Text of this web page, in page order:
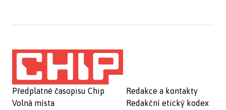
Předplatné časopisu Chip
Volná místa
Redakce a kontakty
Redakční etický kodex